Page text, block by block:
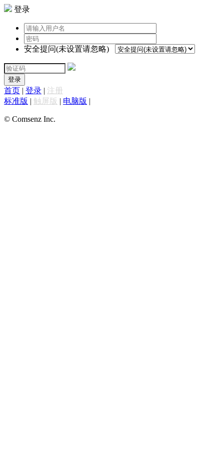
登录
安全提问(未设置请忽略)
登录
首页 | 登录 | 注册
标准版 | 触屏版 | 电脑版 |
© Comsenz Inc.